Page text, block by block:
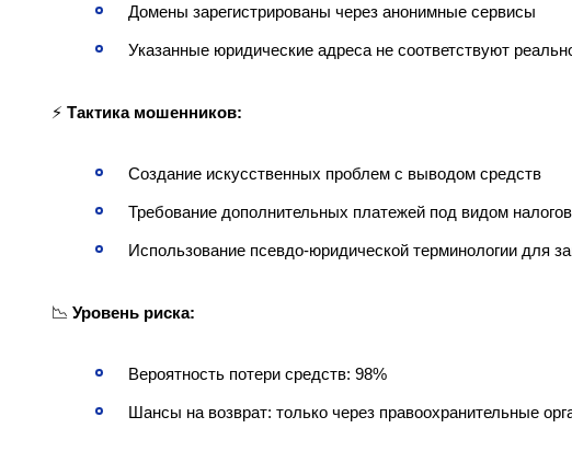
Домены зарегистрированы через анонимные сервисы
Указанные юридические адреса не соответствуют
⚡ Тактика мошенников:
Создание искусственных проблем с выводом средств
Требование дополнительных платежей под видом
Использование псевдо-юридической терминологии для
📉 Уровень риска:
Вероятность потери средств: 98%
Шансы на возврат: только через правоохранительные